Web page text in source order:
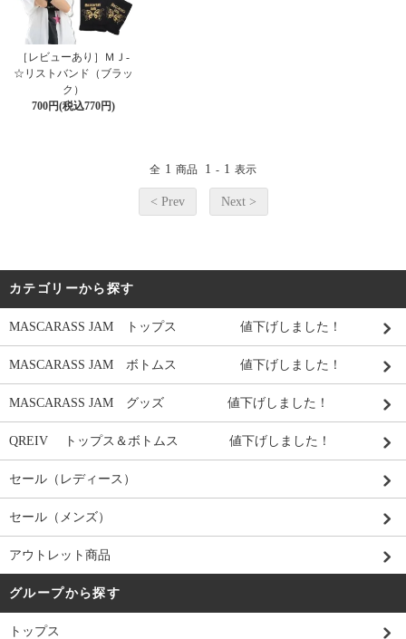
［レビューあり］ＭＪ-
☆リストバンド（ブラッ
ク）
700円(税込770円)
全 1 商品 1 - 1 表示
< Prev Next >
カテゴリーから探す
MASCARASS JAM トップス 値下げしました！
MASCARASS JAM ボトムス 値下げしました！
MASCARASS JAM グッズ 値下げしました！
QREIV トップス＆ボトムス 値下げしました！
セール（レディース）
セール（メンズ）
アウトレット商品
グループから探す
トップス